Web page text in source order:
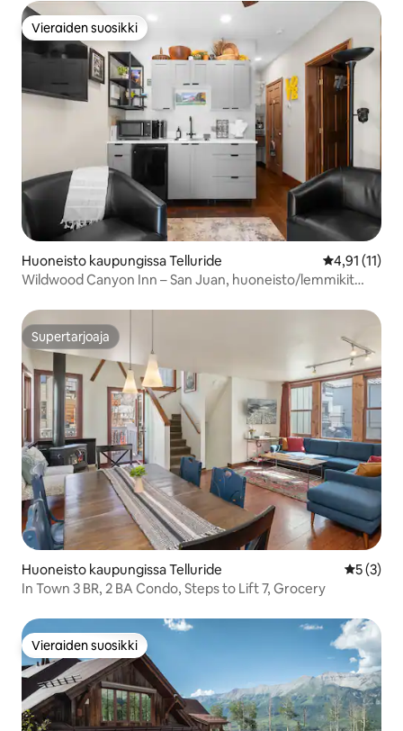
Vieraiden suosikki
Vieraiden suosikki
Huoneisto kaupungissa Telluride
4,91 (11)
Wildwood Canyon Inn – San Juan, huoneisto/lemmikit
Supertarjoaja
Supertarjoaja
Huoneisto kaupungissa Telluride
5 (3)
In Town 3 BR, 2 BA Condo, Steps to Lift 7, Grocery
Vieraiden suosikki
Vieraiden suosikki